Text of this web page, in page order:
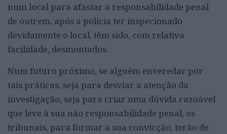
num local para afastar a responsabilidade penal
de outrem, após a polícia ter inspecionado
devidamente o local, têm sido, com relativa
facilidade, desmontados.
Num futuro próximo, se alguém enveredar por
tais práticas, seja para desviar a atenção da
investigação, seja para criar uma dúvida razoável
que leve à sua não responsabilidade penal, os
tribunais, para formar a sua convicção, terão de